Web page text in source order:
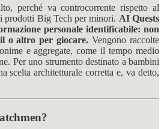
perché va controcorrente rispetto al
prodotti Big Tech per minori. AI Quests
personale identificabile: non
o altro per giocare. Vengono raccolte
e aggregate, come il tempo medio
Per uno strumento destinato a bambini
scelta architetturale corretta e, va detto,